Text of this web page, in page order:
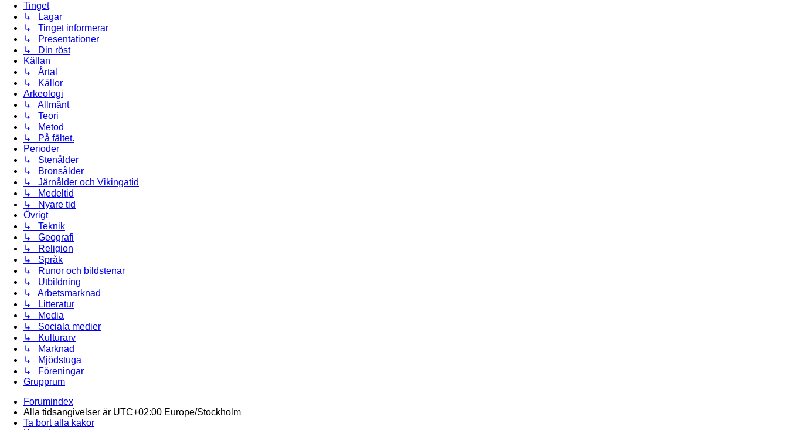
Tinget
↳ Lagar
↳ Tinget informerar
↳ Presentationer
↳ Din röst
Källan
↳ Årtal
↳ Källor
Arkeologi
↳ Allmänt
↳ Teori
↳ Metod
↳ På fältet.
Perioder
↳ Stenålder
↳ Bronsålder
↳ Järnålder och Vikingatid
↳ Medeltid
↳ Nyare tid
Övrigt
↳ Teknik
↳ Geografi
↳ Religion
↳ Språk
↳ Runor och bildstenar
↳ Utbildning
↳ Arbetsmarknad
↳ Litteratur
↳ Media
↳ Sociala medier
↳ Kulturarv
↳ Marknad
↳ Mjödstuga
↳ Föreningar
Grupprum
Forumindex
Alla tidsangivelser är UTC+02:00 Europe/Stockholm
Ta bort alla kakor